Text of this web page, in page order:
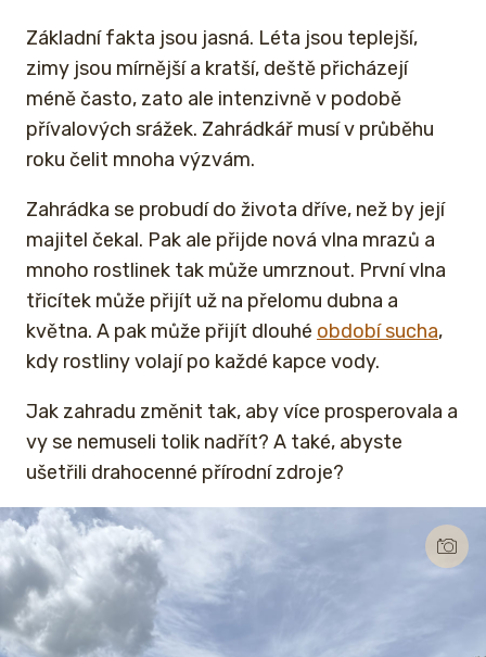
Základní fakta jsou jasná. Léta jsou teplejší,
zimy jsou mírnější a kratší, deště přicházejí
méně často, zato ale intenzivně v podobě
přívalových srážek. Zahrádkář musí v průběhu
roku čelit mnoha výzvám.
Zahrádka se probudí do života dříve, než by její
majitel čekal. Pak ale přijde nová vlna mrazů a
mnoho rostlinek tak může umrznout. První vlna
třicítek může přijít už na přelomu dubna a
května. A pak může přijít dlouhé období sucha,
kdy rostliny volají po každé kapce vody.
Jak zahradu změnit tak, aby více prosperovala a
vy se nemuseli tolik nadřít? A také, abyste
ušetřili drahocenné přírodní zdroje?